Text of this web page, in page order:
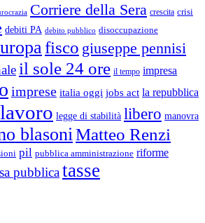
Corriere della Sera crescita crisi
debiti PA debito pubblico disoccupazione
fisco giuseppe pennisi
il sole 24 ore il tempo impresa
imprese italia oggi jobs act la repubblica
lavoro legge di stabilità libero manovra
blasoni Matteo Renzi
pil pubblica amministrazione riforme
pubblicatasse